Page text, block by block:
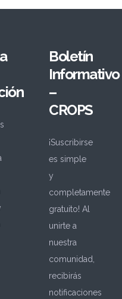
Boletín
Informativo
–
CROPS
¡Suscribirse
es simple
y
completamente
gratuito! Al
unirte a
nuestra
comunidad,
recibirás
notificaciones